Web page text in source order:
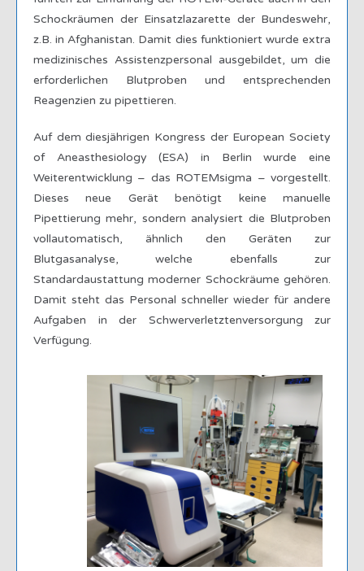
Schockräumen der Einsatzlazarette der Bundeswehr,
z.B. in Afghanistan. Damit dies funktioniert wurde extra
medizinisches Assistenzpersonal ausgebildet, um die
erforderlichen Blutproben und entsprechenden
Reagenzien zu pipettieren.
Auf dem diesjährigen Kongress der European Society
of Aneasthesiology (ESA) in Berlin wurde eine
Weiterentwicklung – das ROTEMsigma – vorgestellt.
Dieses neue Gerät benötigt keine manuelle
Pipettierung mehr, sondern analysiert die Blutproben
vollautomatisch, ähnlich den Geräten zur
Blutgasanalyse, welche ebenfalls zur
Standardaustattung moderner Schockräume gehören.
Damit steht das Personal schneller wieder für andere
Aufgaben in der Schwerverletztenversorgung zur
Verfügung.